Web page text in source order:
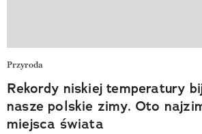
Przyroda
Rekordy niskiej temperatury
nasze polskie zimy. Oto
miejsca świata